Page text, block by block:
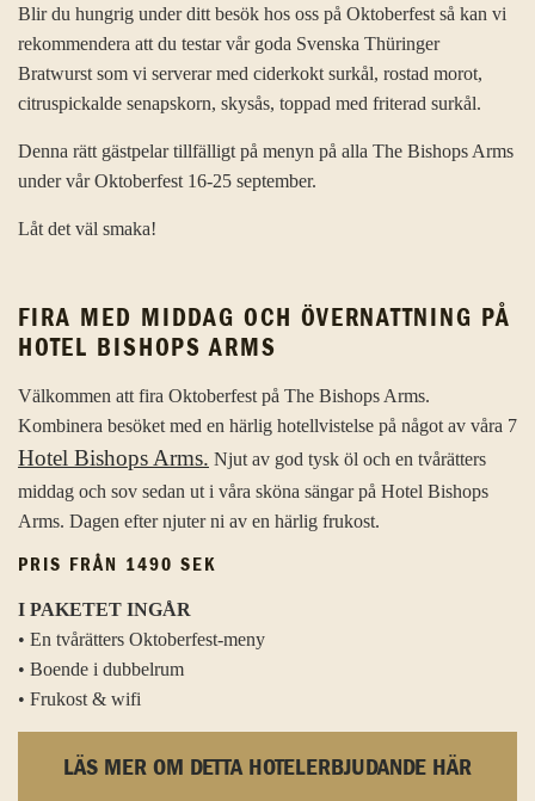
Blir du hungrig under ditt besök hos oss på Oktoberfest så kan vi
rekommendera att du testar vår goda Svenska Thüringer
Bratwurst som vi serverar med ciderkokt surkål, rostad morot,
citruspickalde senapskorn, skysås, toppad med friterad surkål.
Denna rätt gästpelar tillfälligt på menyn på alla The Bishops Arms
under vår Oktoberfest 16-25 september.
Låt det väl smaka!
FIRA MED MIDDAG OCH ÖVERNATTNING PÅ
HOTEL BISHOPS ARMS
Välkommen att fira Oktoberfest på The Bishops Arms.
Kombinera besöket med en härlig hotellvistelse på något av våra 7
Hotel Bishops Arms. Njut av god tysk öl och en tvårätters
middag och sov sedan ut i våra sköna sängar på Hotel Bishops
Arms. Dagen efter njuter ni av en härlig frukost.
PRIS FRÅN 1490 SEK
I PAKETET INGÅR
• En tvårätters Oktoberfest-meny
• Boende i dubbelrum
• Frukost & wifi
LÄS MER OM DETTA HOTELERBJUDANDE HÄR